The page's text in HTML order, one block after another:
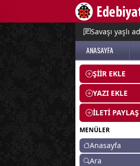
Savaşı yaşlı
ANASAYFA
ŞİİR EKLE
YAZI EKLE
İLETİ PAYLAŞ
MENÜLER
Anasayfa
Ara
menu